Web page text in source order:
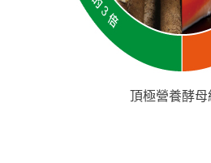
頂極營養酵母